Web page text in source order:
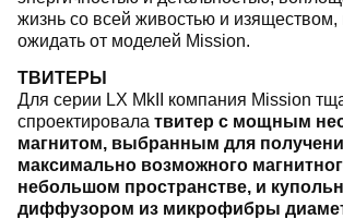
жизнь со всей живостью и
ожидать от моделей Mission.
ТВИТЕРЫ
Для серии LX MkII компания Mission
спроектировала твитер с мощным
магнитом, выбранным для
максимально возможного
небольшом пространстве, и
диффузором из микрофибры